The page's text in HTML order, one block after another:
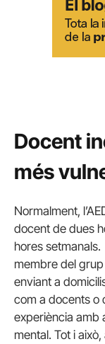
Docent
més
Normalment,
docent de dues
hores
membre del
enviant a
com a docents o
experiència amb
mental. Tot i